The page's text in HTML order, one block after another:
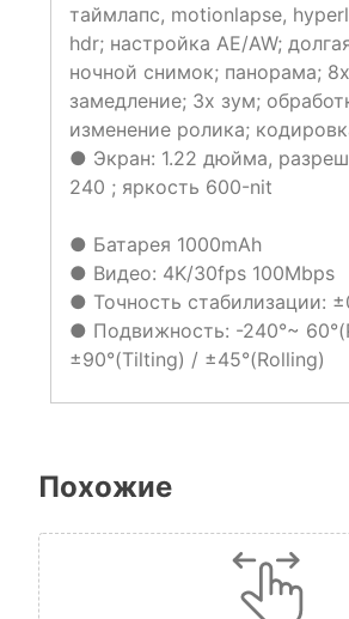
таймлапс, motionlapse,
hdr; настройка AE/AW;
ночной снимок; панорама; 8x
замедление; 3x зум;
изменение ролика;
● Экран: 1.22 дюйма,
240 ; яркость 600-nit
● Батарея 1000mAh
● Видео: 4K/30fps 100Mbps
● Точность стабилизации:
● Подвижность: -240°~
±90°(Tilting) / ±45°(Rolling)
Похожие